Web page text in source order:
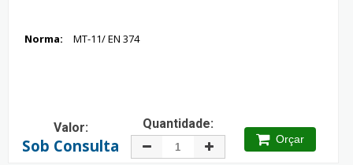
Norma: MT-11/ EN 374
Valor:
Sob Consulta
Quantidade:
Orçar